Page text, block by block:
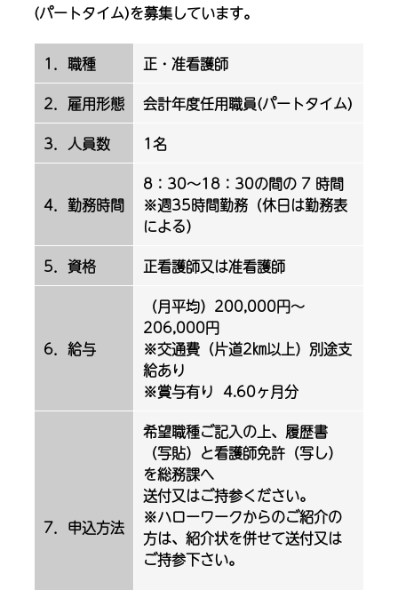
(パートタイム)を募集しています。
1．職種
正・准看護師
2．雇用形態
会計年度任用職員(パートタイム)
3．人員数
1名
4．勤務時間
8：30～18：30の間の 7 時間
※週35時間勤務（休日は勤務表
による）
5．資格
正看護師又は准看護師
6．給与
（月平均）200,000円～
206,000円
※交通費（片道2㎞以上）別途支
給あり
※賞与有り 4.60ヶ月分
7．申込方法
希望職種ご記入の上、履歴書
（写貼）と看護師免許（写し）
を総務課へ
送付又はご持参ください。
※ハローワークからのご紹介の
方は、紹介状を併せて送付又は
ご持参下さい。